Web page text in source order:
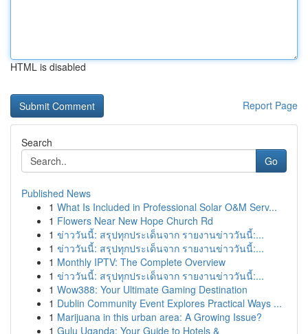
HTML is disabled
Report Page
Search
Go
Published News
1 What Is Included in Professional Solar O&M Serv...
1 Flowers Near New Hope Church Rd
1 ข่าววันนี้: สรุปทุกประเด็นจาก รายงานข่าววันนี้:...
1 ข่าววันนี้: สรุปทุกประเด็นจาก รายงานข่าววันนี้:...
1 Monthly IPTV: The Complete Overview
1 ข่าววันนี้: สรุปทุกประเด็นจาก รายงานข่าววันนี้:...
1 Wow388: Your Ultimate Gaming Destination
1 Dublin Community Event Explores Practical Ways ...
1 Marijuana in this urban area: A Growing Issue?
1 Gulu Uganda: Your Guide to Hotels &